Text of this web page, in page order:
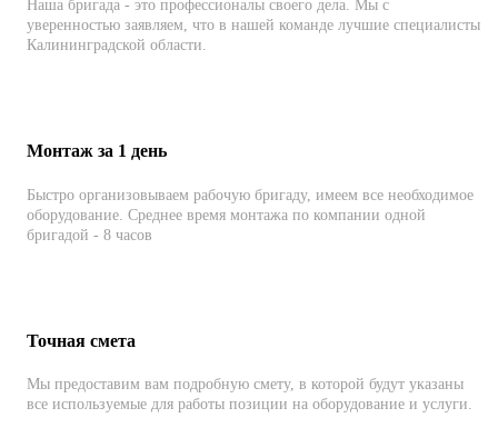
Наша бригада - это профессионалы своего дела. Мы с
уверенностью заявляем, что в нашей команде лучшие специалисты
Калининградской области.
Монтаж за 1 день
Быстро организовываем рабочую бригаду, имеем все необходимое
оборудование. Среднее время монтажа по компании одной
бригадой - 8 часов
Точная смета
Мы предоставим вам подробную смету, в которой будут указаны
все используемые для работы позиции на оборудование и услуги.